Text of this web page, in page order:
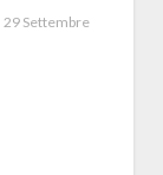
29 Settembre